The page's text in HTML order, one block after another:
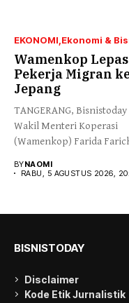
EKONOMI Ekonomi &
Wamenkop
Pekerja Migran
Jepang
TANGERANG, Bisnistoday
Wakil Menteri Koperasi
(Wamenkop) Farida
BYNAOMI
RABU, 5 AGUSTUS 2026,
BISNISTODAY
Disclaimer
Kode Etik Jurnalistik